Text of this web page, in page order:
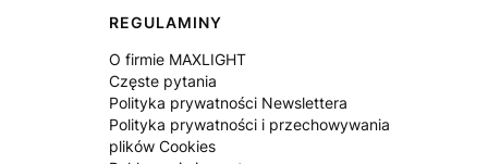
REGULAMINY
O firmie MAXLIGHT
Częste pytania
Polityka prywatności Newslettera
Polityka prywatności i przechowywania
plików Cookies